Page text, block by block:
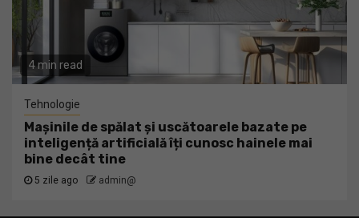
4 min read
Tehnologie
Mașinile de spălat și uscătoarele bazate pe
inteligență artificială îți cunosc hainele mai
bine decât tine
5 zile ago admin@